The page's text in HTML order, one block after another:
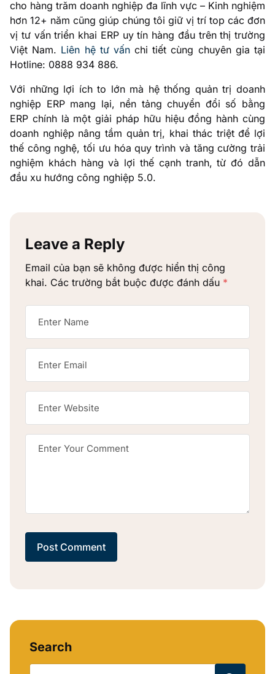
cho hàng trăm doanh nghiệp đa lĩnh vực – Kinh nghiệm
hơn 12+ năm cũng giúp chúng tôi giữ vị trí top các đơn
vị tư vấn triển khai ERP uy tín hàng đầu trên thị trường
Việt Nam. Liên hệ tư vấnchi tiết cùng chuyên gia tại
Hotline: 0888 934 886.
Với những lợi ích to lớn mà hệ thống quản trị doanh
nghiệp ERP mang lại, nền tảng chuyển đổi số bằng
ERP chính là một giải pháp hữu hiệu đồng hành cùng
doanh nghiệp nâng tầm quản trị, khai thác triệt để lợi
thế công nghệ, tối ưu hóa quy trình và tăng cường trải
nghiệm khách hàng và lợi thế cạnh tranh, từ đó dẫn
đầu xu hướng công nghiệp 5.0.
Leave a Reply
Email của bạn sẽ không được hiển thị công
khai. Các trường bắt buộc được đánh dấu *
Post Comment
Search